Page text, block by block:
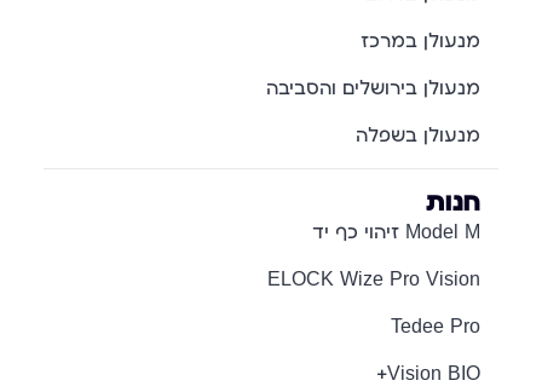
מנעולן במרכז
מנעולן בירושלים והסביבה
מנעולן בשפלה
חנות
Model M זיהוי כף יד
ELOCK Wize Pro Vision
Tedee Pro
Vision BIO+